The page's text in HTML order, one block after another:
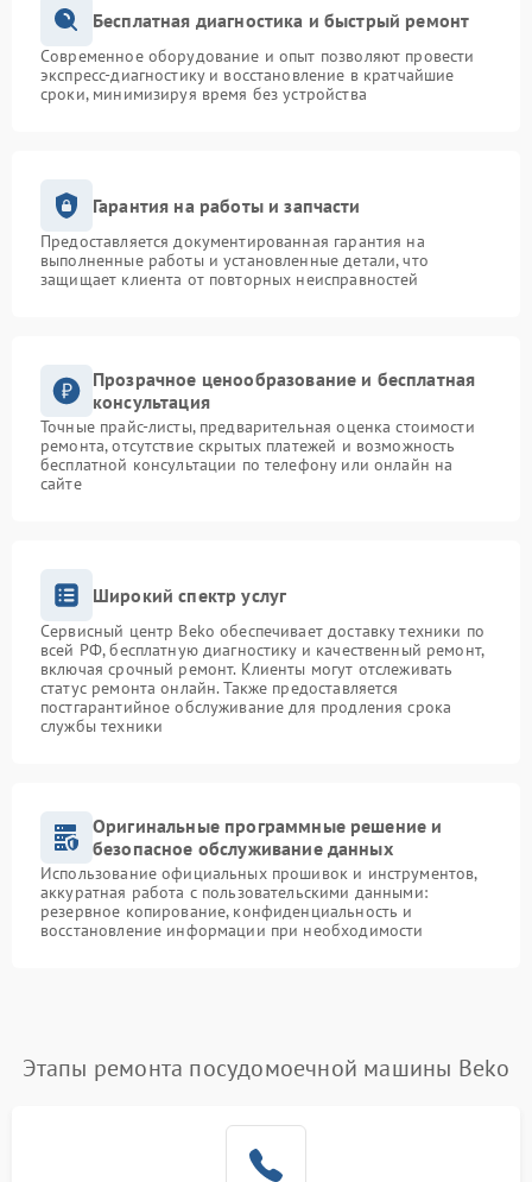
Бесплатная диагностика и быстрый ремонт
Современное оборудование и опыт позволяют провести
экспресс-диагностику и восстановление в кратчайшие
сроки, минимизируя время без устройства
Гарантия на работы и запчасти
Предоставляется документированная гарантия на
выполненные работы и установленные детали, что
защищает клиента от повторных неисправностей
Прозрачное ценообразование и бесплатная
консультация
Точные прайс-листы, предварительная оценка стоимости
ремонта, отсутствие скрытых платежей и возможность
бесплатной консультации по телефону или онлайн на
сайте
Широкий спектр услуг
Сервисный центр Beko обеспечивает доставку техники по
всей РФ, бесплатную диагностику и качественный ремонт,
включая срочный ремонт. Клиенты могут отслеживать
статус ремонта онлайн. Также предоставляется
постгарантийное обслуживание для продления срока
службы техники
Оригинальные программные решение и
безопасное обслуживание данных
Использование официальных прошивок и инструментов,
аккуратная работа с пользовательскими данными:
резервное копирование, конфиденциальность и
восстановление информации при необходимости
Этапы ремонта посудомоечной машины Beko